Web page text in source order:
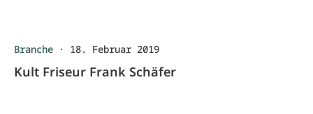
Branche · 18. Februar 2019
Kult Friseur Frank Schäfer